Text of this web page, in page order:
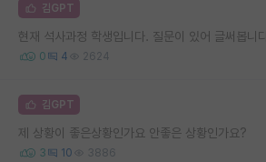
김GPT
현재 석사과정 학생입니다. 질문이 있어 글써봅니다.
0 4 2624
김GPT
제 상황이 좋은상황인가요 안좋은 상황인가요?
3 10 3886